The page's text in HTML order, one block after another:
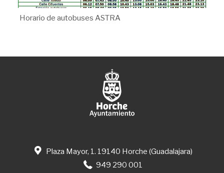
Horario de autobuses ASTRA
Plaza Mayor, 1. 19140 Horche (Guadalajara)
949 290 001